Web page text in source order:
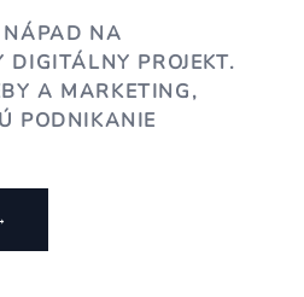
NÁPAD NA
DIGITÁLNY PROJEKT.
A MARKETING,
PODNIKANIE